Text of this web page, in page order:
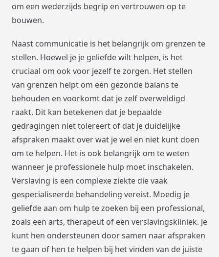
om een wederzijds begrip en vertrouwen op te
bouwen.
Naast communicatie is het belangrijk om grenzen te
stellen. Hoewel je je geliefde wilt helpen, is het
cruciaal om ook voor jezelf te zorgen. Het stellen
van grenzen helpt om een gezonde balans te
behouden en voorkomt dat je zelf overweldigd
raakt. Dit kan betekenen dat je bepaalde
gedragingen niet tolereert of dat je duidelijke
afspraken maakt over wat je wel en niet kunt doen
om te helpen. Het is ook belangrijk om te weten
wanneer je professionele hulp moet inschakelen.
Verslaving is een complexe ziekte die vaak
gespecialiseerde behandeling vereist. Moedig je
geliefde aan om hulp te zoeken bij een professional,
zoals een arts, therapeut of een verslavingskliniek. Je
kunt hen ondersteunen door samen naar afspraken
te gaan of hen te helpen bij het vinden van de juiste